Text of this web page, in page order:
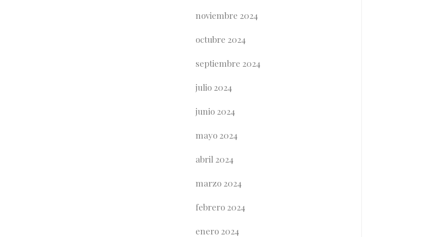
noviembre 2024
octubre 2024
septiembre 2024
julio 2024
junio 2024
mayo 2024
abril 2024
marzo 2024
febrero 2024
enero 2024